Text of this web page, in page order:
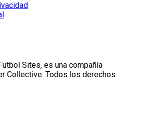
Sites, es una compañía
Collective. Todos los derechos